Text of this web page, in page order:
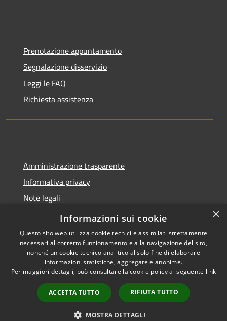
Prenotazione appuntamento
Segnalazione disservizio
Leggi le FAQ
Richiesta assistenza
Amministrazione trasparente
Informativa privacy
Note legali
Dichiarazione di accessibilità
Accessibilità
Copyright © 2026 • Comune di
Molinella • Powered by
Municipium•
Accesso
redazione
×
Informazioni sui cookie
Questo sito web utilizza cookie tecnici e assimilati strettamente
necessari al corretto funzionamento e alla navigazione del sito,
nonché un cookie tecnico analitico al solo fine di elaborare
informazioni statistiche, aggregate e anonime.
Per maggiori dettagli, può consultare la cookie policy al seguente link
ACCETTA TUTTO RIFIUTA TUTTO
MOSTRA DETTAGLI